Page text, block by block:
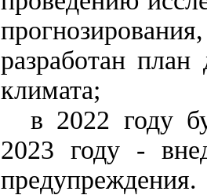
разработан
климата;
в 2022 году
2023 году -
предупреждения.